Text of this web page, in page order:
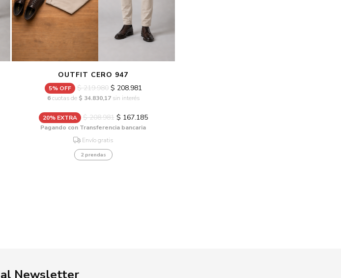
OUTFIT CERO 947
5% OFF $ 219.980$ 208.981
6cuotas de $ 34.830,17 sin interés
20% EXTRA $ 208.981 $ 167.185
Pagando con Transferencia bancaria
Envío gratis
2 prendas
Newsletter